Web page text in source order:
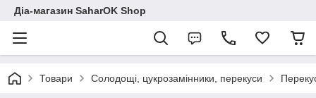
Діа-магазин SaharOK Shop
Товари Солодощі, цукрозамінники, перекуси